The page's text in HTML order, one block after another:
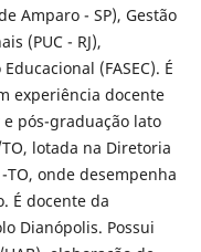
Amparo - SP), Gestão
(PUC - RJ),
(FASEC). É
experiência docente
pós-graduação lato
lotada na Diretoria
TO, onde desempenha
É docente da
Dianópolis. Possui